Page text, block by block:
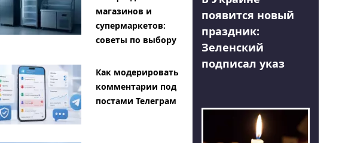
магазинов и
супермаркетов:
советы по выбору
Как модерировать
комментарии под
постами Телеграм
появится новый
праздник:
Зеленский
подписал указ